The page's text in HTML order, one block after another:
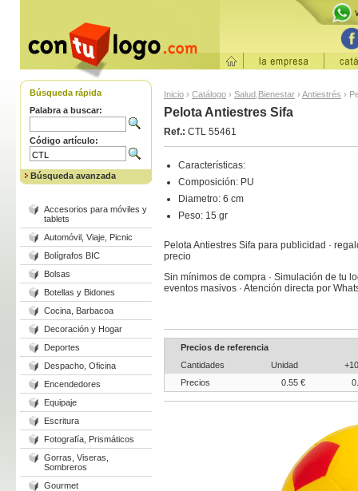
Búsqueda rápida
Palabra a buscar:
Código artículo:
Búsqueda avanzada
Accesorios para móviles y
tablets
Automóvil, Viaje, Picnic
Bolígrafos BIC
Bolsas
Botellas y Bidones
Cocina, Barbacoa
Decoración y Hogar
Deportes
Despacho, Oficina
Encendedores
Equipaje
Escritura
Fotografía, Prismáticos
Gorras, Viseras,
Sombreros
Gourmet
Inicio › Catálogo › Salud,Bienestar › Antiestrés ›
Pelota Antiestres Sifa
Ref.: CTL 55461
Características:
Composición: PU
Diametro: 6 cm
Peso: 15 gr
Pelota Antiestres Sifa para publicidad ·
precio
Sin mínimos de compra · Simulación de tu
eventos masivos · Atención directa por
Precios de referencia
Cantidades
Unidad
Precios
0.55 €